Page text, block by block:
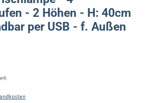
- 2 Höhen - H: 40cm
per USB - f. Außen